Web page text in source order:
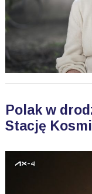
Polak w
Stację